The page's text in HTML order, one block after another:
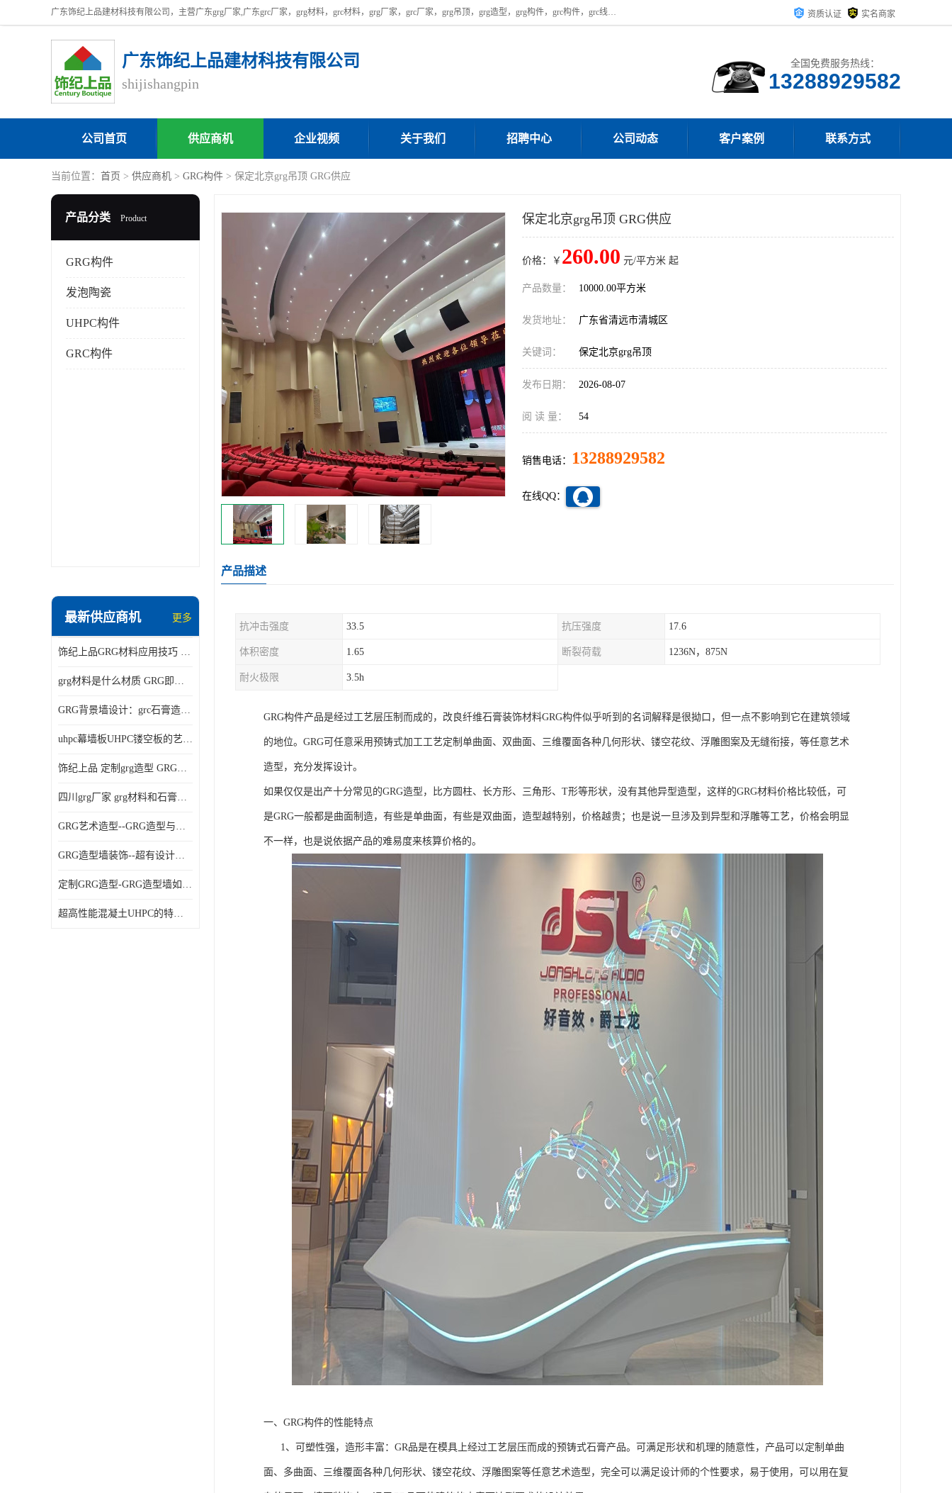
广东饰纪上品建材科技有限公司，主营广东grg厂家,广东grc厂家，grg材料，grc材料，grg厂家，grc厂家，grg吊顶，grg造型，grg构件，grc构件，grc线条，grc构件厂家,，grg材料生产厂家，grg材料定制，uhpc，uhpc厂家，uhpc外墙挂板，uhpc镂空幕墙板，厂房位于广东清远，如果您对我公司的产品服务感兴趣，请联系我们。 资质认证 实名商家
广东饰纪上品建材科技有限公司
shijishangpin
全国免费服务热线：
13288929582
公司首页 供应商机 企业视频 关于我们 招聘中心 公司动态 客户案例 联系方式
当前位置： 首页 > 供应商机 > GRG构件 > 保定北京grg吊顶 GRG供应
产品分类 Product
GRG构件
发泡陶瓷
UHPC构件
GRC构件
最新供应商机 更多
饰纪上品GRG材料应用技巧 如何在工程中实现装饰效果
grg材料是什么材质 GRG即玻璃纤维增强石膏
GRG背景墙设计：grc石膏造型的创意灵感集
uhpc幕墙板UHPC镂空板的艺术：UHPC材质的革新力量
饰纪上品 定制grg造型 GRG吊材料特性与厚度
四川grg厂家 grg材料和石膏的区别
GRG艺术造型--GRG造型与会展中心装饰空间的**碰撞
GRG造型墙装饰--超有设计感的网红打卡餐厅GRG造型墙面
定制GRG造型-GRG造型墙如何上颜色
超高性能混凝土UHPC的特点和UHPC技术要求
保定北京grg吊顶 GRG供应
价格：￥ 260.00 元/平方米 起
产品数量： 10000.00平方米
发货地址： 广东省清远市清城区
关键词： 保定北京grg吊顶
发布日期： 2026-08-07
阅 读 量： 54
销售电话： 13288929582
在线QQ：
产品描述
抗冲击强度 33.5 抗压强度 17.6
体积密度 1.65 断裂荷载 1236N，875N
耐火极限 3.5h
GRG构件产品是经过工艺层压制而成的，改良纤维石膏装饰材料GRG构件似乎听到的名词解释是很拗口，但一点不影响到它在建筑领域
的地位。GRG可任意采用预铸式加工工艺定制单曲面、双曲面、三维覆面各种几何形状、镂空花纹、浮雕图案及无缝衔接，等任意艺术
造型，充分发挥设计。
如果仅仅是出产十分常见的GRG造型，比方圆柱、长方形、三角形、T形等形状，没有其他异型造型，这样的GRG材料价格比较低，可
是GRG一般都是曲面制造，有些是单曲面，有些是双曲面，造型越特别，价格越贵；也是说一旦涉及到异型和浮雕等工艺，价格会明显
不一样，也是说依据产品的难易度来核算价格的。
一、GRG构件的性能特点
1、可塑性强，造形丰富：GR品是在模具上经过工艺层压而成的预铸式石膏产品。可满足形状和机理的随意性，产品可以定制单曲
面、多曲面、三维覆面各种几何形状、镂空花纹、浮雕图案等任意艺术造型，完全可以满足设计师的个性要求，易于使用，可以用在复